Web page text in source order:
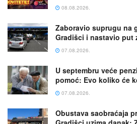
08.08.2026.
Zaboravio suprugu na
Gradišci i nastavio put
07.08.2026.
U septembru veće
pomoć: Evo koliko će
07.08.2026.
Obustava saobraćaja